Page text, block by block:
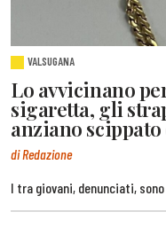
VALSUGANA
Lo avvicinano
sigaretta, gli
anziano
di Redazione
I tra giovani, denunciati,